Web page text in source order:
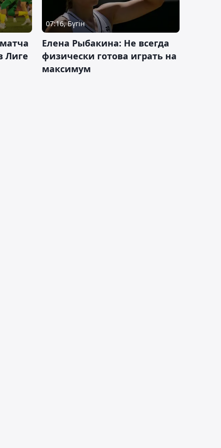
Лиге
07:16, Бүгін
Елена Рыбакина: Не всегда
физически готова играть на
максимум